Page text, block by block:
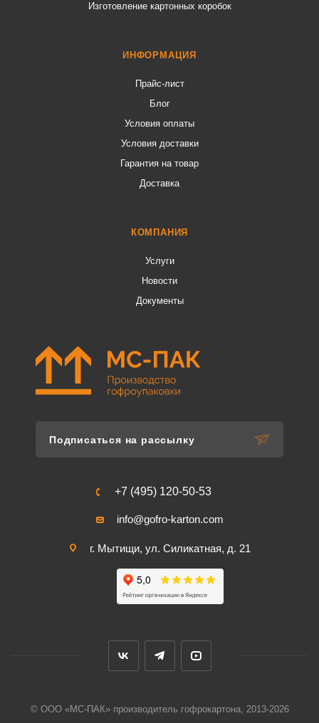
Изготовление картонных коробок
ИНФОРМАЦИЯ
Прайс-лист
Блог
Условия оплаты
Условия доставки
Гарантия на товар
Доставка
КОМПАНИЯ
Услуги
Новости
Документы
Подписаться на рассылку
+7 (495) 120-50-53
info@gofro-karton.com
г. Мытищи, ул. Силикатная, д. 21
© ООО «МС-ПАК» производитель гофрокартона, 2013-2026